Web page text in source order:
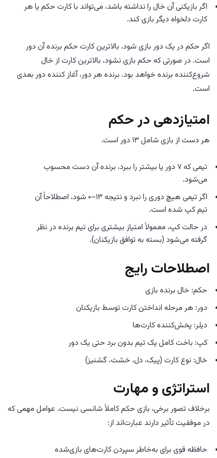
اگر بازیکنی آن خال را نداشته باشد، می‌تواند با کارت حکم یا هر
کارت دلخواه دیگر بازی کند.
اگر حکم در یک دور بازی شود، بالاترین کارت حکم برنده آن دور
است. در صورتی که حکم بازی نشود، بالاترین کارت از خال
شروع‌کننده برنده خواهد بود. برنده هر دور، آغاز کننده دور بعدی
است.
امتیازدهی در حکم
هر دست از بازی شامل ۱۳ دور است.
تیمی که ۷ دور یا بیشتر را ببرد، برنده آن دست محسوب
می‌شود.
اگر تیمی هیچ دوری را نبرد و نتیجه ۱۳–۰ شود، اصطلاحاً آن
تیم کپ شده است.
در حالت کپ، معمولاً امتیاز بیشتری برای تیم برنده در نظر
گرفته می‌شود (بسته به توافق بازیکنان).
اصطلاحات رایج
حکم: خال برنده بازی
دور: هر مرحله انداختن کارت توسط بازیکنان
دیلر: پخش‌کننده کارت‌ها
کپ: باخت کامل یک تیم بدون برد حتی یک دور
خال: نوع کارت (پیک، دل، خشت، گشنیز)
استراتژی و مهارت
برخلاف تصور برخی، بازی حکم کاملاً شانسی نیست. عوامل مهمی که
در موفقیت تأثیر دارند عبارت‌اند از:
حافظه قوی برای به‌خاطر سپردن کارت‌های بازی‌شده